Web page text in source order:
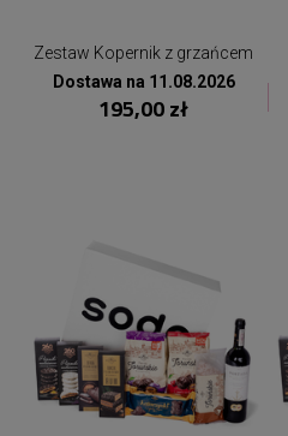
Zestaw Kopernik z grzańcem
Dostawa na 11.08.2026
195,00 zł